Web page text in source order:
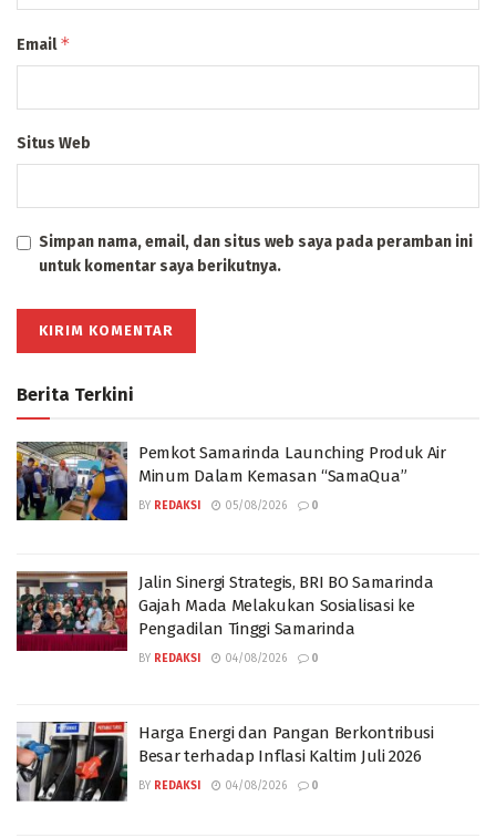
Email*
Situs Web
Simpan nama, email, dan situs web saya pada peramban ini
untuk komentar saya berikutnya.
Berita Terkini
Pemkot Samarinda Launching Produk Air
Minum Dalam Kemasan “SamaQua”
BY REDAKSI 05/08/2026 0
Jalin Sinergi Strategis, BRI BO Samarinda
Gajah Mada Melakukan Sosialisasi ke
Pengadilan Tinggi Samarinda
BY REDAKSI 04/08/2026 0
Harga Energi dan Pangan Berkontribusi
Besar terhadap Inflasi Kaltim Juli 2026
BY REDAKSI 04/08/2026 0